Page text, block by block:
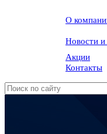
О
Новости
Акции
Контакты